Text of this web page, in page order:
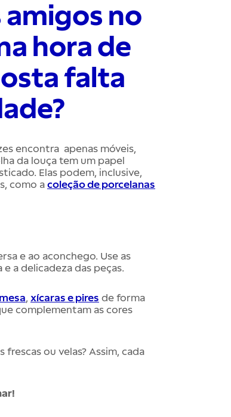
amigos no
hora de
falta
encontra apenas móveis,
da louça tem um papel
Elas podem, inclusive,
como a coleção de porcelanas
e ao aconchego. Use as
a delicadeza das peças.
, xícaras e pires de forma
complementam as cores
ou velas? Assim, cada